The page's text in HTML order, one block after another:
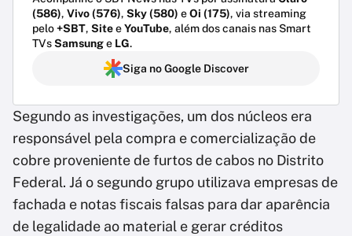
(586), Vivo (576), Sky (580) eOi (175), via streaming
pelo+SBT, SiteeYouTube, além dos canais nas Smart
TVsSamsunge LG.
Siga no Google Discover
Segundo as investigações, um dos núcleos era
responsável pela compra e comercialização de
cobre proveniente de furtos de cabos no Distrito
Federal. Já o segundo grupo utilizava empresas de
fachada e notas fiscais falsas para dar aparência
de legalidade ao material e gerar créditos